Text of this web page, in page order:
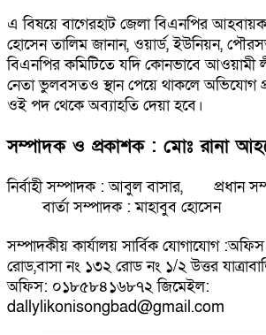
এ বিষয়ে বাগেরহাট জেলা বিএনপির
হোসেন তালিম জানান, ওয়ার্ড, ইউনিয়ন,
বিএনপির কমিটিতে যদি কোনভাবে আওয়ামী
নেতা ভুলবসতও স্থান পেয়ে থাকলে অভিযোগ
ওই পদ থেকে অব্যাহতি দেয়া হবে।
সম্পাদক ও প্রকাশক : মোঃ রানা
নির্বাহী সম্পাদক : আবুল বাসার, প্রধান
বার্তা সম্পাদক : মাহাবুব হোসেন
সম্পাদকীয় কার্যালয় সার্বিক যোগাযোগ :অফিস
রোড,বাসা নং ১৩২ রোড নং ১/২ উত্তর
অফিস: ০১৮৫৮৪১৬৮৭২ জিমেইল:
dallylikonisongbad@gmail.com